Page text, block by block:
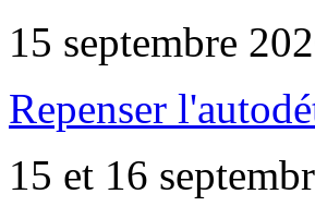
15 septembre
Repenser
15 et 16